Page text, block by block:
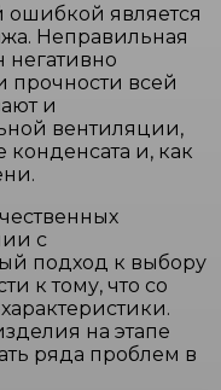
является
Неправильная
негативно
прочности всей
и
вентиляции,
конденсата и, как
с
подход к выбору
к тому, что со
на этапе
ряда проблем в